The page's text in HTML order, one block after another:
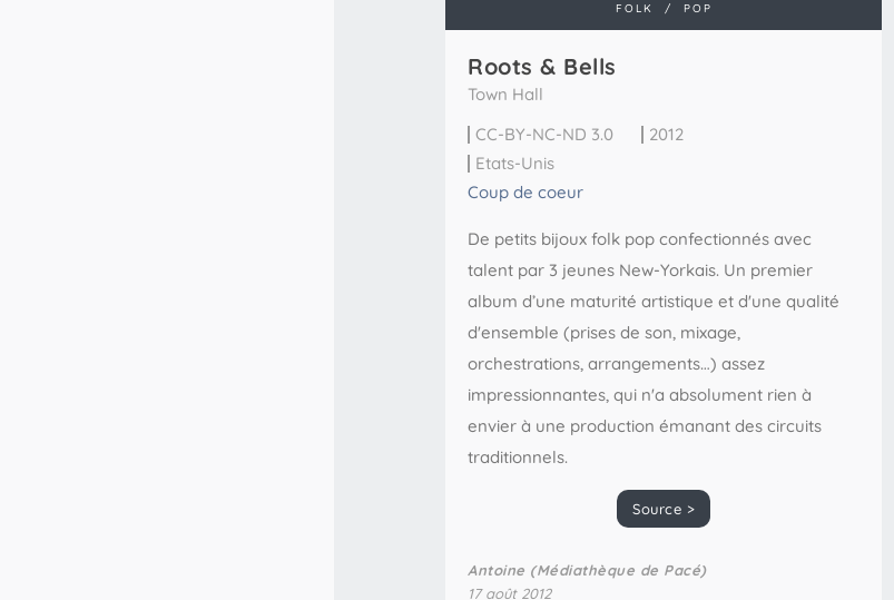
FOLK / POP
Roots & Bells
Town Hall
CC-BY-NC-ND 3.0
2012
Etats-Unis
Coup de coeur
De petits bijoux folk pop confectionnés avec
talent par 3 jeunes New-Yorkais. Un premier
album d’une maturité artistique et d'une qualité
d'ensemble (prises de son, mixage,
orchestrations, arrangements…) assez
impressionnantes, qui n'a absolument rien à
envier à une production émanant des circuits
traditionnels.
Source >
Antoine (Médiathèque de Pacé)
17 août 2012